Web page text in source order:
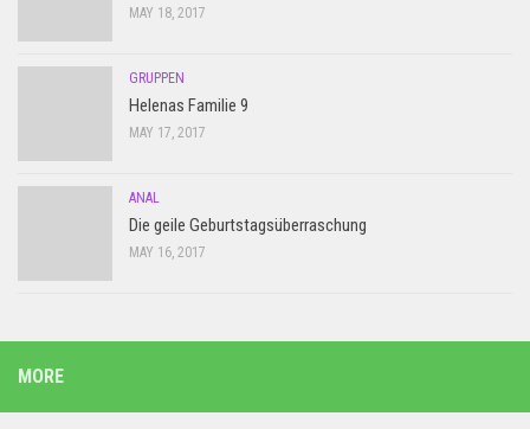
MAY 18, 2017
GRUPPEN
Helenas Familie 9
MAY 17, 2017
ANAL
Die geile Geburtstagsüberraschung
MAY 16, 2017
MORE